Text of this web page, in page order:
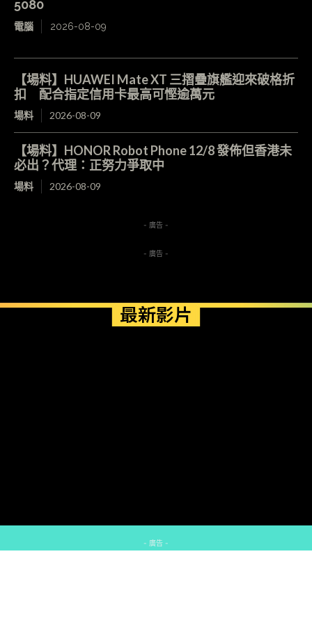
5080
電腦 2026-08-09
【場料】HUAWEI Mate XT 三摺疊旗艦迎來破格折
扣 配合指定信用卡最高可慳逾萬元
場料 2026-08-09
【場料】HONOR Robot Phone 12/8 發佈但香港未
必出？代理：正努力爭取中
場料 2026-08-09
- 廣告 -
- 廣告 -
最新影片
- 廣告 -